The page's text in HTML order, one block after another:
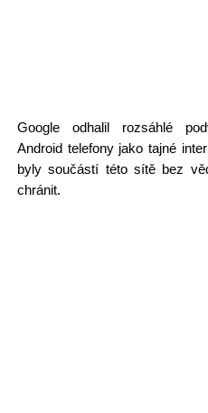
Google odhalil rozsáhlé
Android telefony jako tajné
byly součástí této sítě bez
chránit.